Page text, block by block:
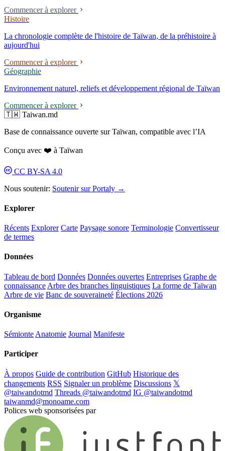
Commencer à explorer
Histoire
La chronologie complète de l'histoire de Taïwan, de la préhistoire à
aujourd'hui
Commencer à explorer
Géographie
Environnement naturel, reliefs et développement régional de Taïwan
Commencer à explorer
🇹🇼 Taiwan.md
Base de connaissance ouverte sur Taïwan, compatible avec l’IA
Conçu avec ❤️ à Taïwan
CC BY-SA 4.0
Nous soutenir: Soutenir sur Portaly →
Explorer
Récents Explorer Carte Paysage sonore Terminologie Convertisseur
de termes
Données
Tableau de bord Données Données ouvertes Entreprises Graphe de
connaissance Arbre des branches linguistiques La forme de Taïwan
Arbre de vie Banc de souveraineté Élections 2026
Organisme
Sémionte Anatomie Journal Manifeste
Participer
À propos Guide de contribution GitHub Historique des
changements RSS Signaler un problème Discussions 𝕏
@taiwandotmd Threads @taiwandotmd IG @taiwandotmd
taiwanmd@monoame.com
Polices web sponsorisées par